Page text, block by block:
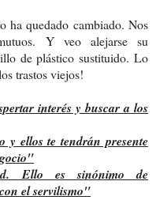
ha quedado cambiado. Nos
Y veo alejarse su
de plástico sustituido. Lo
trastos viejos!
interés y buscar a los
y ellos te tendrán presente
Ello es sinónimo de
el servilismo"